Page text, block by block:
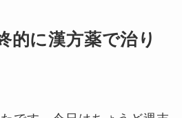
的に漢方薬で治り